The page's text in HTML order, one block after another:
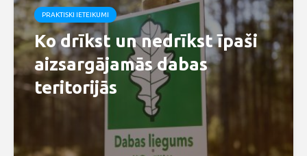
PRAKTISKI IETEIKUMI
Ko drīkst un nedrīkst īpaši
aizsargājamās dabas
teritorijās